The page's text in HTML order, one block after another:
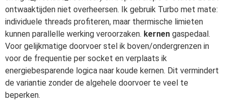
ontwaaktijden niet overheersen. Ik gebruik Turbo met mate:
individuele threads profiteren, maar thermische limieten
kunnen parallelle werking veroorzaken. kernen gaspedaal.
Voor gelijkmatige doorvoer stel ik boven/ondergrenzen in
voor de frequentie per socket en verplaats ik
energiebesparende logica naar koude kernen. Dit vermindert
de variantie zonder de algehele doorvoer te veel te
beperken.